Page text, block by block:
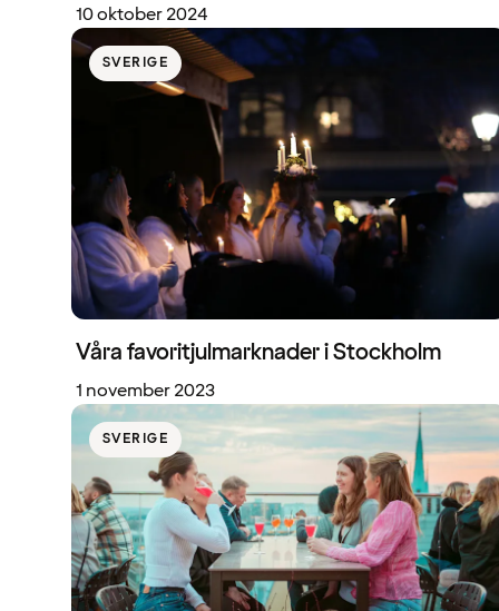
10 oktober 2024
SVERIGE
Våra favoritjulmarknader i Stockholm
1 november 2023
SVERIGE